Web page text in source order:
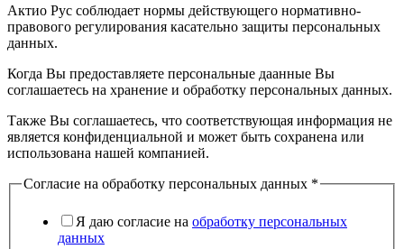
Актио Рус соблюдает нормы действующего нормативно-
правового регулирования касательно защиты персональных
данных.
Когда Вы предоставляете персональные даанные Вы
соглашаетесь на хранение и обработку персональных данных.
Также Вы соглашаетесь, что соответствующая информация не
является конфиденциальной и может быть сохранена или
использована нашей компанией.
Согласие на обработку персональных данных *
Я даю согласие на обработку персональных
данных